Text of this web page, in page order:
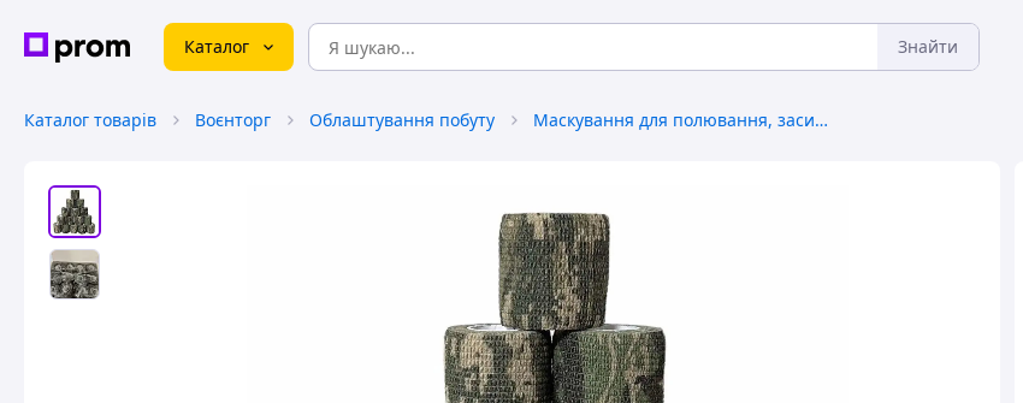
Каталог Знайти
Каталог товарів Воєнторг Облаштування побуту Маскування для полювання, засидження